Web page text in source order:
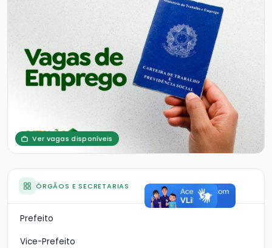
Ver vagas disponíveis
ÓRGÃOS E SECRETARIAS
Prefeito
Vice-Prefeito